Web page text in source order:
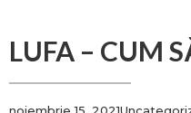
LUFA – CUM